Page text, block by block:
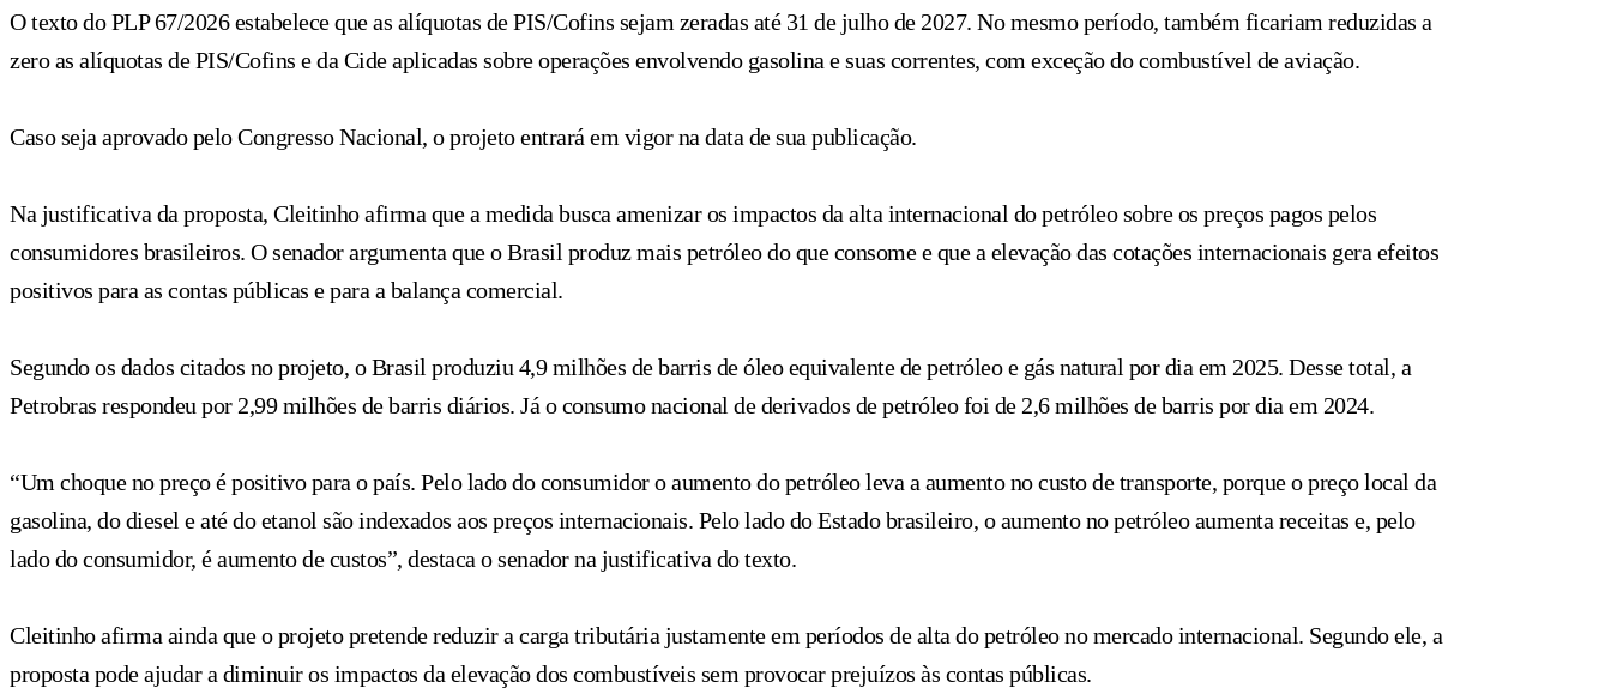
O texto do PLP 67/2026 estabelece que as alíquotas de PIS/Cofins sejam zeradas até 31 de julho de 2027. No mesmo período, também ficariam reduzidas a
zero as alíquotas de PIS/Cofins e da Cide aplicadas sobre operações envolvendo gasolina e suas correntes, com exceção do combustível de aviação.
Caso seja aprovado pelo Congresso Nacional, o projeto entrará em vigor na data de sua publicação.
Na justificativa da proposta, Cleitinho afirma que a medida busca amenizar os impactos da alta internacional do petróleo sobre os preços pagos pelos
consumidores brasileiros. O senador argumenta que o Brasil produz mais petróleo do que consome e que a elevação das cotações internacionais gera efeitos
positivos para as contas públicas e para a balança comercial.
Segundo os dados citados no projeto, o Brasil produziu 4,9 milhões de barris de óleo equivalente de petróleo e gás natural por dia em 2025. Desse total, a
Petrobras respondeu por 2,99 milhões de barris diários. Já o consumo nacional de derivados de petróleo foi de 2,6 milhões de barris por dia em 2024.
“Um choque no preço é positivo para o país. Pelo lado do consumidor o aumento do petróleo leva a aumento no custo de transporte, porque o preço local da
gasolina, do diesel e até do etanol são indexados aos preços internacionais. Pelo lado do Estado brasileiro, o aumento no petróleo aumenta receitas e, pelo
lado do consumidor, é aumento de custos”, destaca o senador na justificativa do texto.
Cleitinho afirma ainda que o projeto pretende reduzir a carga tributária justamente em períodos de alta do petróleo no mercado internacional. Segundo ele, a
proposta pode ajudar a diminuir os impactos da elevação dos combustíveis sem provocar prejuízos às contas públicas.